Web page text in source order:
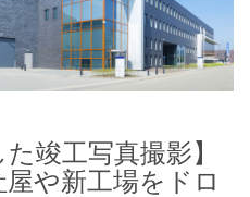
竣工写真撮影】
や新工場をドロ